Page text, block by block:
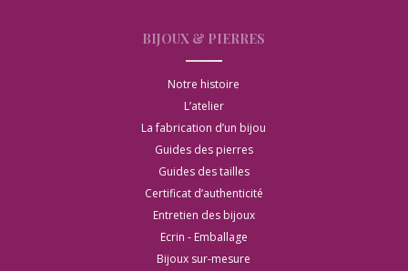
BIJOUX & PIERRES
Notre histoire
L’atelier
La fabrication d’un bijou
Guides des pierres
Guides des tailles
Certificat d’authenticité
Entretien des bijoux
Ecrin - Emballage
Bijoux sur-mesure